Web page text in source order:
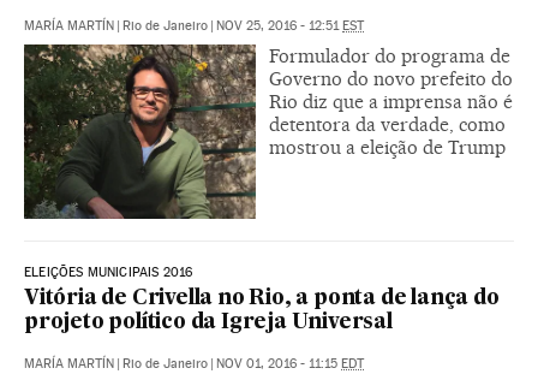
MARÍA MARTÍN | Rio de Janeiro | NOV 25, 2016 - 12:51EST
Formulador do programa de
Governo do novo prefeito do
Rio diz que a imprensa não é
detentora da verdade, como
mostrou a eleição de Trump
ELEIÇÕES MUNICIPAIS 2016
Vitória de Crivella no Rio, a ponta de lança do
projeto político da Igreja Universal
MARÍA MARTÍN | Rio de Janeiro | NOV 01, 2016 - 11:15 EDT